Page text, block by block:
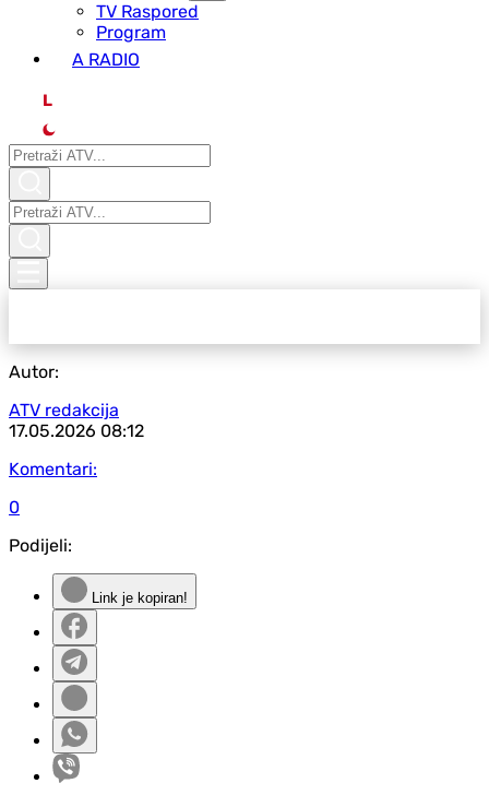
ТV Raspored
Program
A RADIO
L
Autor:
ATV redakcija
17.05.2026 08:12
Komentari:
0
Podijeli:
Link je kopiran!